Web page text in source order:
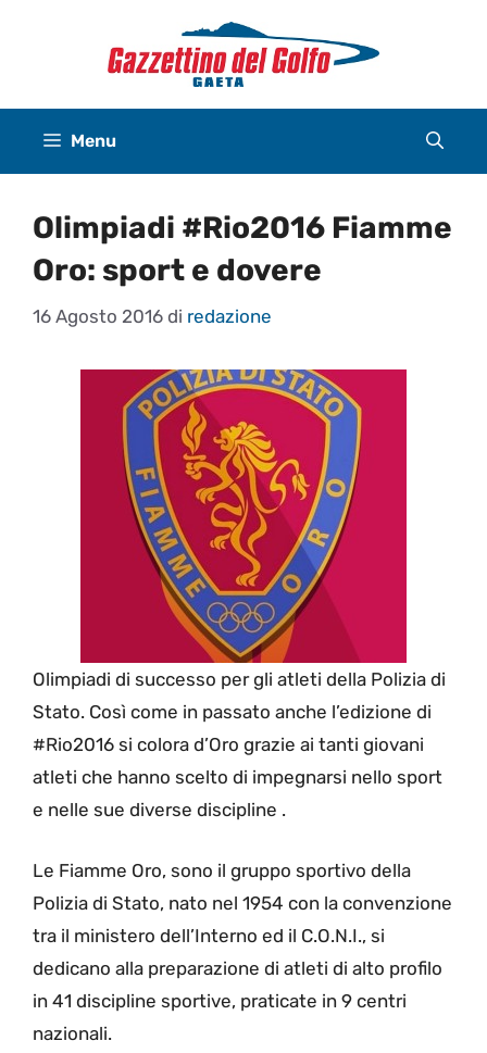
Menu
Olimpiadi #Rio2016 Fiamme
Oro: sport e dovere
16 Agosto 2016 di redazione
Olimpiadi di successo per gli atleti della Polizia di
Stato. Così come in passato anche l’edizione di
#Rio2016 si colora d’Oro grazie ai tanti giovani
atleti che hanno scelto di impegnarsi nello sport
e nelle sue diverse discipline .
Le Fiamme Oro, sono il gruppo sportivo della
Polizia di Stato, nato nel 1954 con la convenzione
tra il ministero dell’Interno ed il C.O.N.I., si
dedicano alla preparazione di atleti di alto profilo
in 41 discipline sportive, praticate in 9 centri
nazionali.